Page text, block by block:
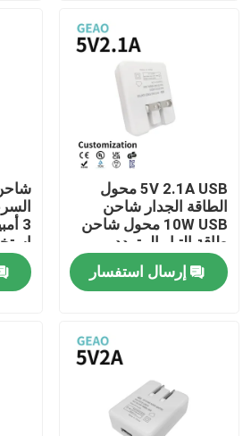
معلومات عنا
جولة في المعمل
رقابة جودة
اتصل بنا
محولات الطاقة المثبتة على الحائط
محول طاقة سطح المكتب
5V 2.1A USB محول
الطاقة الجدار شاحن
10W USB محول شاحن
طاقة التيار المتردد
إرسال استفسار
3